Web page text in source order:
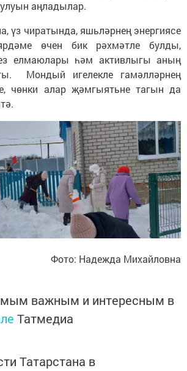
аңладылар.
үз чиратында, яшьләрнең энергиясе
өчен бик рәхмәтле булды,
елмаюлары һәм активлыгы аның
Мондый игелекле гамәлләрнең
чөнки алар җәмгыятьне тагын да
Фото: Надежда Михайловна
важным и интересным в
Татмедиа
Татарстана в